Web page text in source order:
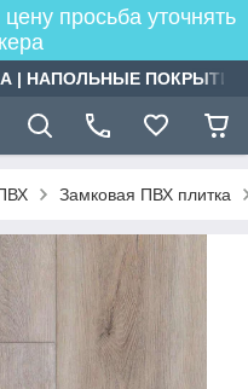
просьба уточнять
| НАПОЛЬНЫЕ
Замковая ПВХ плитка